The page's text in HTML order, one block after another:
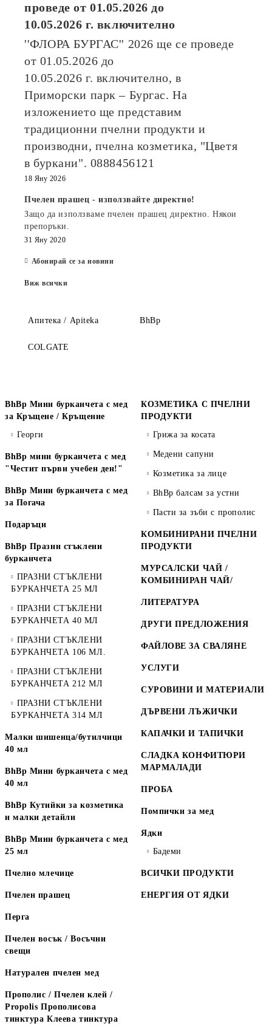
проведе от01.05.2026 до
10.05.2026 г. включително
''ФЛОРА БУРГАС'' 2026ще се проведе
от 01.05.2026 до
10.05.2026 г. включително, в
Приморски парк – Бургас. На
изложението ще представим
традиционни пчелни продукти и
производни, пчелна козметика, "Цветя
в буркани". 0888456121
18 Яну 2026
Пчелен прашец - използвайте директно!
Защо да използваме пчелен прашец директно. Някои
препоръки.
31 Яну 2020
Абонирай се за новини
Виж всички
Апитека / Apiteka BhBp
COLGATE
BhBp Мини бурканчета с мед
за Кръщене / Кръщение
Георги
BhBp мини бурканчета с мед
"Честит първи учебен ден!"
BhBp Мини бурканчета с мед
за Погача
Подаръци
BhBp Празни стъклени
бурканчета
ПРАЗНИ СТЪКЛЕНИ
БУРКАНЧЕТА 25 МЛ
ПРАЗНИ СТЪКЛЕНИ
БУРКАНЧЕТА 40 МЛ
ПРАЗНИ СТЪКЛЕНИ
БУРКАНЧЕТА 106 МЛ.
ПРАЗНИ СТЪКЛЕНИ
БУРКАНЧЕТА 212 МЛ
ПРАЗНИ СТЪКЛЕНИ
БУРКАНЧЕТА 314 МЛ
Малки шишенца/бутилчици
40 мл
BhBp Мини бурканчета с мед
40 мл
BhBp Кутийки за козметика
и малки детайли
BhBp Мини бурканчета с мед
25 мл
Пчелно млечице
Пчелен прашец
Перга
Пчелен восък / Восъчни
свещи
Натурален пчелен мед
Прополис / Пчелен клей /
Propolis Прополисова
тинктура Клеева тинктура
КОЗМЕТИКА С ПЧЕЛНИ
ПРОДУКТИ
Грижа за косата
Медени сапуни
Козметика за лице
BhBp балсам за устни
Пасти за зъби с прополис
КОМБИНИРАНИ ПЧЕЛНИ
ПРОДУКТИ
МУРСАЛСКИ ЧАЙ /
КОМБИНИРАН ЧАЙ/
ЛИТЕРАТУРА
ДРУГИ ПРЕДЛОЖЕНИЯ
ФАЙЛОВЕ ЗА СВАЛЯНЕ
УСЛУГИ
СУРОВИНИ И МАТЕРИАЛИ
ДЪРВЕНИ ЛЪЖИЧКИ
КАПАЧКИ И ТАПИЧКИ
СЛАДКА КОНФИТЮРИ
МАРМАЛАДИ
ПРОБА
Помпички за мед
Ядки
Бадеми
ВСИЧКИ ПРОДУКТИ
ЕНЕРГИЯ ОТ ЯДКИ